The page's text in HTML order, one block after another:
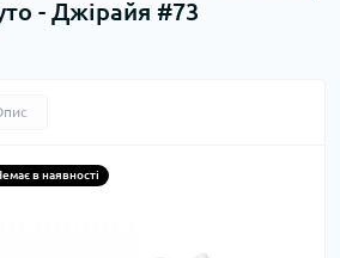
- Джірайя #73
в наявності